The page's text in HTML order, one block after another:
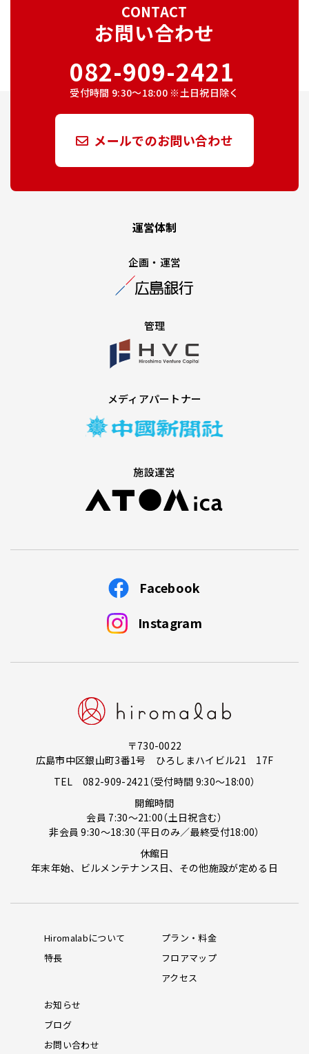
CONTACT
お問い合わせ
082-909-2421
受付時間 9:30～18:00 ※土日祝日除く
メールでのお問い合わせ
運営体制
企画・運営
管理
メディアパートナー
施設運営
Facebook
Instagram
〒730-0022
広島市中区銀山町3番1号 ひろしまハイビル21 17F
TEL 082-909-2421 （受付時間 9:30～18:00）
開館時間
会員 7:30～21:00（土日祝含む）
非会員 9:30～18:30（平日のみ／最終受付18:00）
休館日
年末年始、ビルメンテナンス日、その他施設が定める日
Hiromalabについて
特長
プラン・料金
フロアマップ
アクセス
お知らせ
ブログ
お問い合わせ